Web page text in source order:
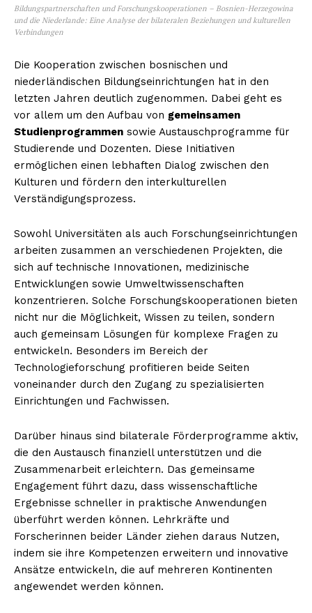
Bildungspartnerschaften und Forschungskooperationen – Bosnien-Herzegowina
und die Niederlande: Eine Analyse der bilateralen Beziehungen und kulturellen
Verbindungen
Die Kooperation zwischen bosnischen und
niederländischen Bildungseinrichtungen hat in den
letzten Jahren deutlich zugenommen. Dabei geht es
vor allem um den Aufbau von gemeinsamen
Studienprogrammen sowie Austauschprogramme für
Studierende und Dozenten. Diese Initiativen
ermöglichen einen lebhaften Dialog zwischen den
Kulturen und fördern den interkulturellen
Verständigungsprozess.
Sowohl Universitäten als auch Forschungseinrichtungen
arbeiten zusammen an verschiedenen Projekten, die
sich auf technische Innovationen, medizinische
Entwicklungen sowie Umweltwissenschaften
konzentrieren. Solche Forschungskooperationen bieten
nicht nur die Möglichkeit, Wissen zu teilen, sondern
auch gemeinsam Lösungen für komplexe Fragen zu
entwickeln. Besonders im Bereich der
Technologieforschung profitieren beide Seiten
voneinander durch den Zugang zu spezialisierten
Einrichtungen und Fachwissen.
Darüber hinaus sind bilaterale Förderprogramme aktiv,
die den Austausch finanziell unterstützen und die
Zusammenarbeit erleichtern. Das gemeinsame
Engagement führt dazu, dass wissenschaftliche
Ergebnisse schneller in praktische Anwendungen
überführt werden können. Lehrkräfte und
Forscherinnen beider Länder ziehen daraus Nutzen,
indem sie ihre Kompetenzen erweitern und innovative
Ansätze entwickeln, die auf mehreren Kontinenten
angewendet werden können.